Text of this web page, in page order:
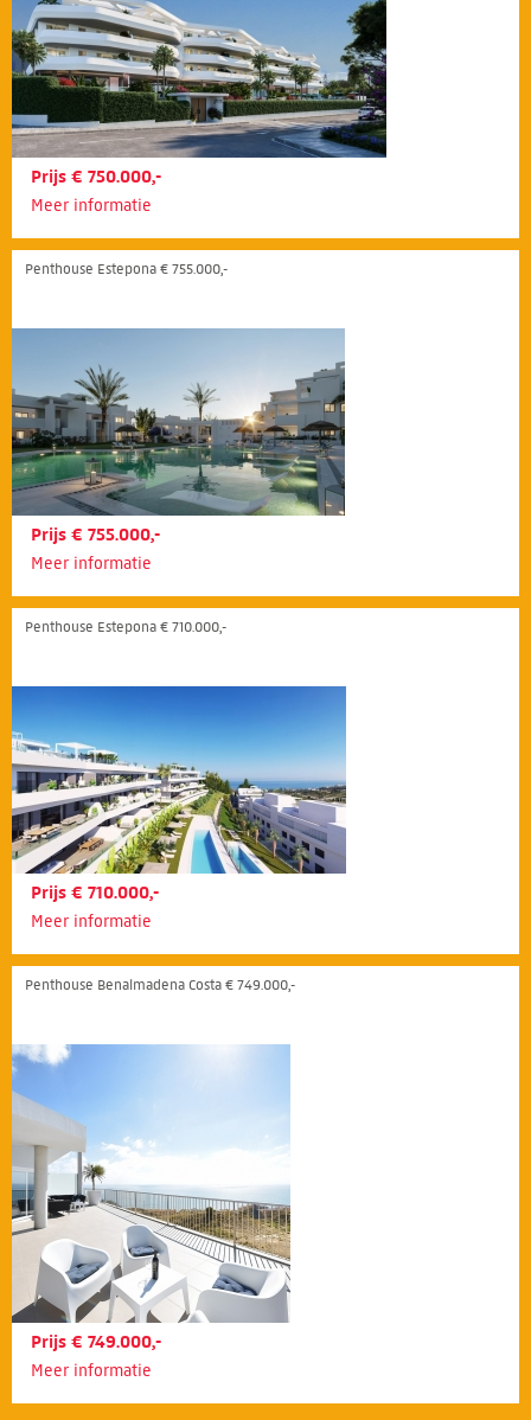
Prijs € 750.000,-
Meer informatie
Penthouse Estepona € 755.000,-
Prijs € 755.000,-
Meer informatie
Penthouse Estepona € 710.000,-
Prijs € 710.000,-
Meer informatie
Penthouse Benalmadena Costa € 749.000,-
Prijs € 749.000,-
Meer informatie